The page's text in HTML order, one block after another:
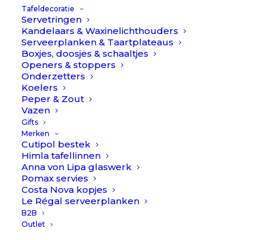
Tafeldecoratie
Servetringen
Kandelaars & Waxinelichthouders
Serveerplanken & Taartplateaus
Boxjes, doosjes & schaaltjes
Openers & stoppers
Onderzetters
Koelers
Peper & Zout
Vazen
Gifts
Merken
Cutipol bestek
Himla tafellinnen
Anna von Lipa glaswerk
Pomax servies
Costa Nova kopjes
Le Régal serveerplanken
B2B
Outlet
Swirl // Anna von Lipa
Swirl // Anna von Lipa is de perfecte serie kristalglaswerk
die een unieke twist op je eettafel brengt! Het mooiste
en helderste kristalglas in een aantal prachtige kleuren
geven je tafel kleur. Het glaswerk heeft een mooie twist
en ieder item is uniek omdat deze serie mondgeblazen
De swirl in het glas is goed te zien, maar niet te druk en
opzichtig – precies goed! Hier houden we echt van…